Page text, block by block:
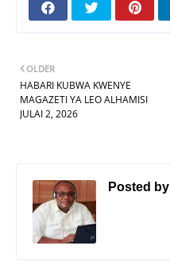
OLDER
HABARI KUBWA KWENYE
MAGAZETI YA LEO ALHAMISI
JULAI 2, 2026
Posted by